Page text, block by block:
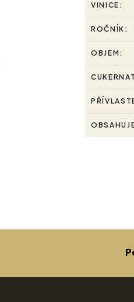
VINICE:
ROČNÍK:
OBJEM: